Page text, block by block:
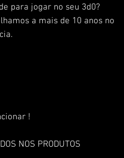
para jogar no seu 3d0?
a mais de 10 anos no
!
NOS PRODUTOS